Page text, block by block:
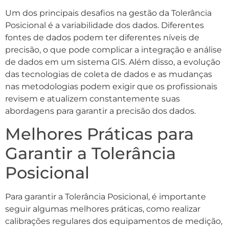
Um dos principais desafios na gestão da Tolerância
Posicional é a variabilidade dos dados. Diferentes
fontes de dados podem ter diferentes níveis de
precisão, o que pode complicar a integração e análise
de dados em um sistema GIS. Além disso, a evolução
das tecnologias de coleta de dados e as mudanças
nas metodologias podem exigir que os profissionais
revisem e atualizem constantemente suas
abordagens para garantir a precisão dos dados.
Melhores Práticas para
Garantir a Tolerância
Posicional
Para garantir a Tolerância Posicional, é importante
seguir algumas melhores práticas, como realizar
calibrações regulares dos equipamentos de medição,